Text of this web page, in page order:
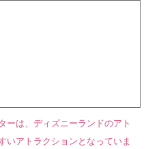
ーは、ディズニーランドのアト
いアトラクションとなっていま